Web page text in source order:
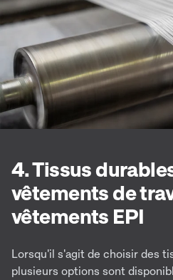
4. Tissus
vêtements de
vêtements EPI
Lorsqu'il s'agit de choisir des
plusieurs options sont